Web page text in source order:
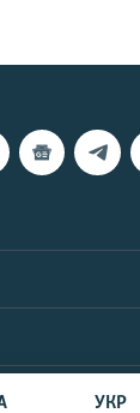
УКР
2026 |